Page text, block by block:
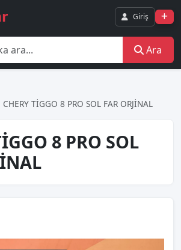
Giriş
Ara
CHERY TİGGO 8 PRO SOL FAR ORJİNAL
8 PRO SOL